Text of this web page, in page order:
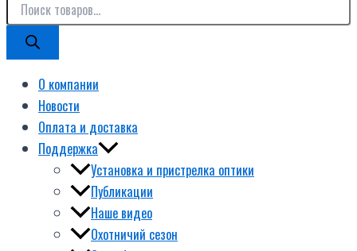
О компании
Новости
Оплата и доставка
Поддержка
Установка и пристрелка оптики
Публикации
Наше видео
Охотничий сезон